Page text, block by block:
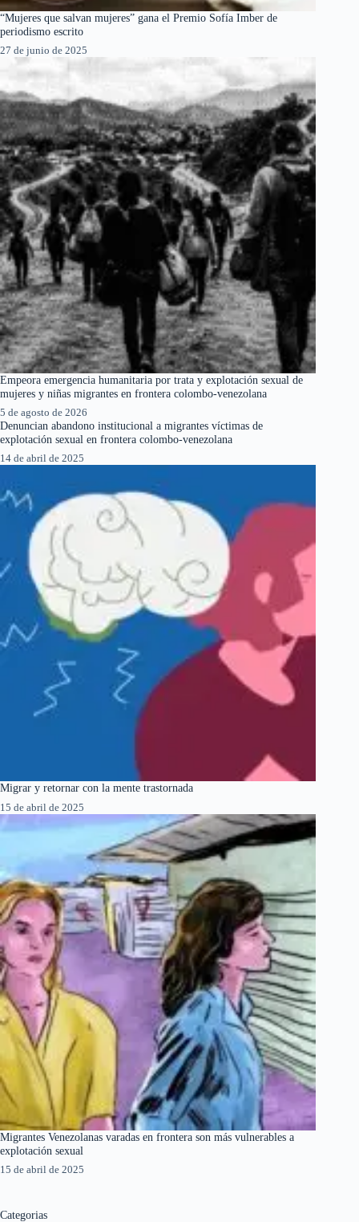
“Mujeres que salvan mujeres” gana el Premio Sofía Imber de
periodismo escrito
27 de junio de 2025
Empeora emergencia humanitaria por trata y explotación sexual de
mujeres y niñas migrantes en frontera colombo-venezolana
5 de agosto de 2026
Denuncian abandono institucional a migrantes víctimas de
explotación sexual en frontera colombo-venezolana
14 de abril de 2025
Migrar y retornar con la mente trastornada
15 de abril de 2025
Migrantes Venezolanas varadas en frontera son más vulnerables a
explotación sexual
15 de abril de 2025
Categorias